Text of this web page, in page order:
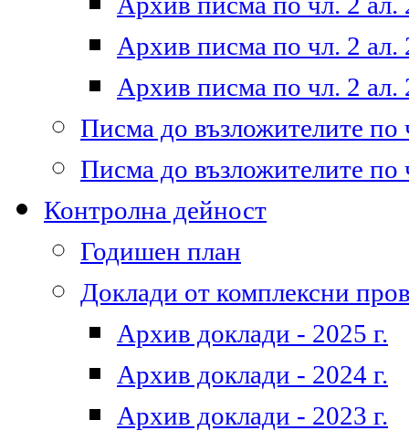
Архив писма по чл. 2 ал.
Архив писма по чл. 2 ал.
Писма до възложителите по
Писма до възложителите по
Контролна дейност
Годишен план
Доклади от комплексни
Архив доклади - 2025 г.
Архив доклади - 2024 г.
Архив доклади - 2023 г.